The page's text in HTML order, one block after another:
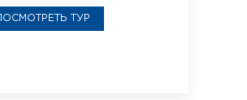
ПОСМОТРЕТЬ ТУР